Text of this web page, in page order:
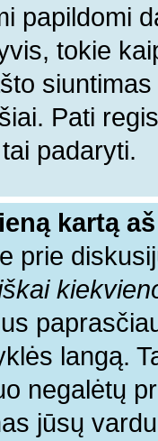
papildomi
tokie
Pati
padaryti.
kartą
prie
langą.
negalėtų
jūsų